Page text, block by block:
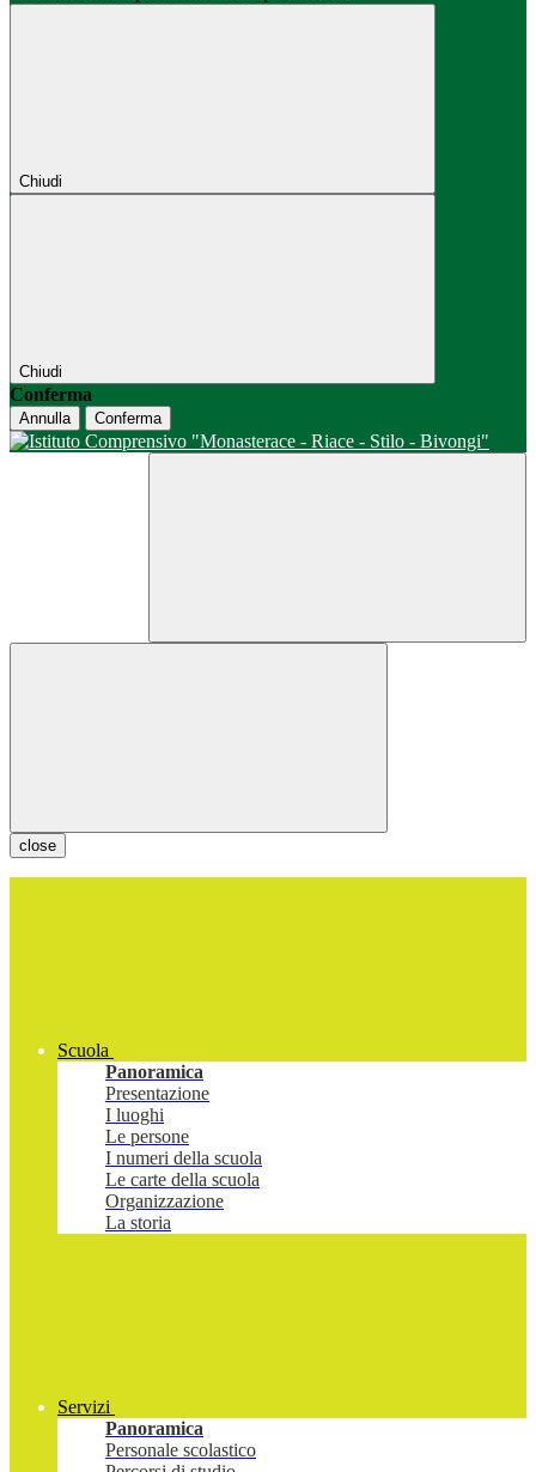
Chiudi
Chiudi
Conferma
Annulla Conferma
close
Scuola
Panoramica
Presentazione
I luoghi
Le persone
I numeri della scuola
Le carte della scuola
Organizzazione
La storia
Servizi
Panoramica
Personale scolastico